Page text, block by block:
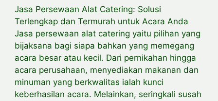
Jasa Persewaan Alat Catering: Solusi
Terlengkap dan Termurah untuk Acara Anda
Jasa persewaan alat catering yaitu pilihan yang
bijaksana bagi siapa bahkan yang memegang
acara besar atau kecil. Dari pernikahan hingga
acara perusahaan, menyediakan makanan dan
minuman yang berkwalitas ialah kunci
keberhasilan acara. Melainkan, seringkali susah